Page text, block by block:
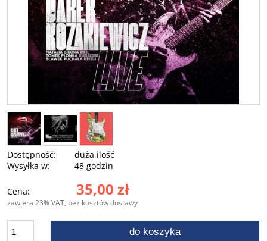
Dostępność:
duża ilość
Wysyłka w:
48 godzin
Cena: 35,00 zł
zawiera 23% VAT, bez kosztów dostawy
do koszyka